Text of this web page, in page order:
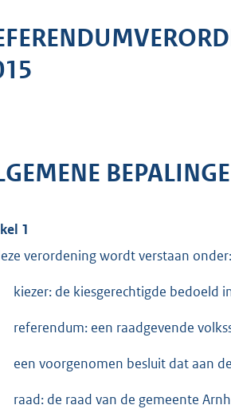
1
verordening wordt verstaan onder:
kiezer: de kiesgerechtigde bedoeld
referendum: een raadgevende
een voorgenomen besluit dat aan
raad: de raad van de gemeente